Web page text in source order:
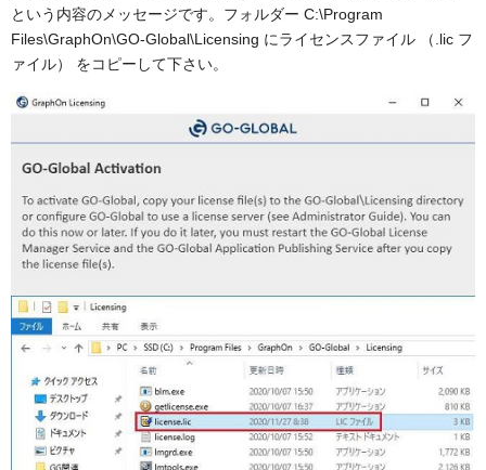
という内容のメッセージです。フォルダー C:\Program
Files\GraphOn\GO-Global\Licensing にライセンスファイル （.lic フ
ァイル） をコピーして下さい。